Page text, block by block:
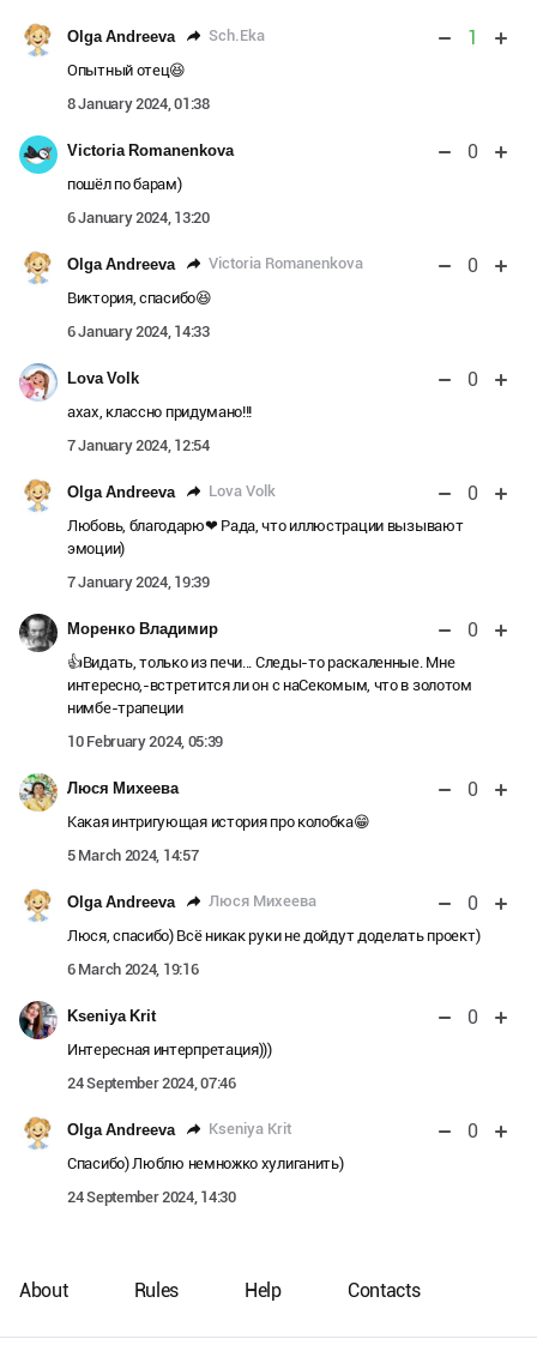
Olga Andreeva Sch.Eka 1
Опытный отец😆
8 January 2024, 01:38
Victoria Romanenkova 0
пошёл по барам)
6 January 2024, 13:20
Olga Andreeva Victoria Romanenkova 0
Виктория, спасибо😆
6 January 2024, 14:33
Lova Volk 0
ахах, классно придумано!!!
7 January 2024, 12:54
Olga Andreeva Lova Volk 0
Любовь, благодарю❤ Рада, что иллюстрации вызывают
эмоции)
7 January 2024, 19:39
Моренко Владимир 0
👍Видать, только из печи... Следы-то раскаленные. Мне
интересно,-встретится ли он с наСекомым, что в золотом
нимбе-трапеции
10 February 2024, 05:39
Люся Михеева 0
Какая интригующая история про колобка😁
5 March 2024, 14:57
Olga Andreeva Люся Михеева 0
Люся, спасибо) Всё никак руки не дойдут доделать проект)
6 March 2024, 19:16
Kseniya Krit 0
Интересная интерпретация)))
24 September 2024, 07:46
Olga Andreeva Kseniya Krit 0
Спасибо) Люблю немножко хулиганить)
24 September 2024, 14:30
About Rules Help Contacts